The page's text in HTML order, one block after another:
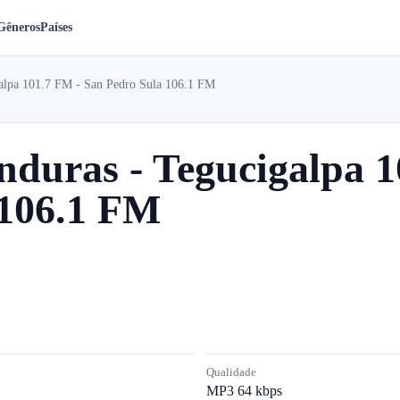
Países
101.7 FM - San Pedro Sula 106.1 FM
- Tegucigalpa
FM
Qualidade
MP3 64 kbps